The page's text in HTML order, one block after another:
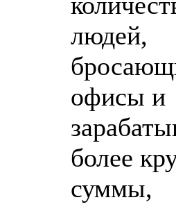
людей,
офисы и
более
суммы,